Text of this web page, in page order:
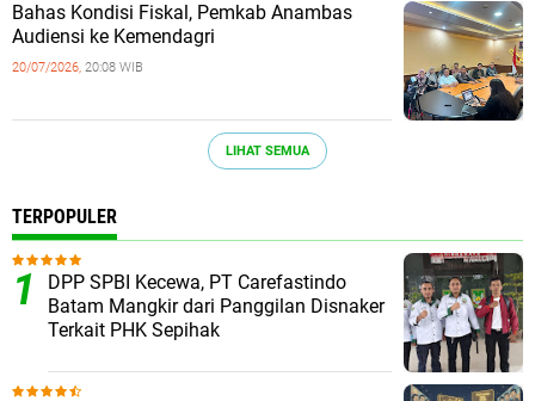
Bahas Kondisi Fiskal, Pemkab Anambas
Audiensi ke Kemendagri
20/07/2026, 20:08 WIB
LIHAT SEMUA
TERPOPULER
DPP SPBI Kecewa, PT Carefastindo
Batam Mangkir dari Panggilan Disnaker
Terkait PHK Sepihak